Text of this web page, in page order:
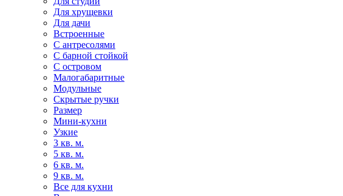
Для хрущевки
Для дачи
Встроенные
С антресолями
С барной стойкой
С островом
Малогабаритные
Модульные
Скрытые ручки
Размер
Мини-кухни
Узкие
3 кв. м.
5 кв. м.
6 кв. м.
9 кв. м.
Все для кухни